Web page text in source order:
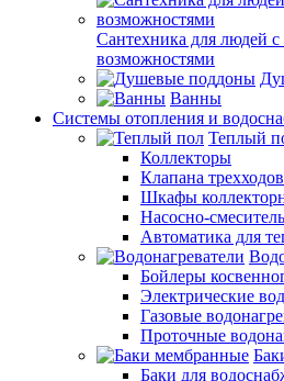
Сантехника для людей
возможностями
Ванны
Системы отопления и
Теплый
Коллекторы
Клапана
Шкафы
Насосно-
Автоматика для
Бойлеры
Электрические
Газовые
Проточные
Баки для